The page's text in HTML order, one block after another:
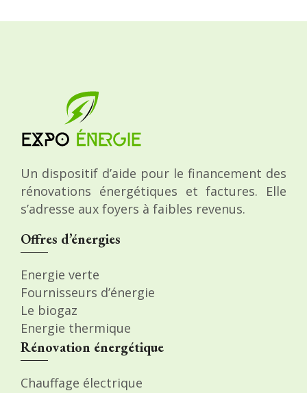
Un dispositif d’aide pour le financement des
rénovations énergétiques et factures. Elle
s’adresse aux foyers à faibles revenus.
Offres d’énergies
Energie verte
Fournisseurs d’énergie
Le biogaz
Energie thermique
Rénovation énergétique
Chauffage électrique